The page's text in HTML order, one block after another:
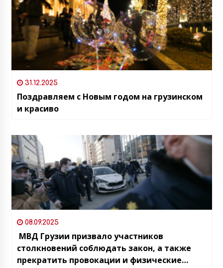
31.12.2025
Поздравляем с Новым годом на грузинском
и красиво
08.09.2025
МВД Грузии призвало участников
столкновений соблюдать закон, а также
прекратить провокации и физические